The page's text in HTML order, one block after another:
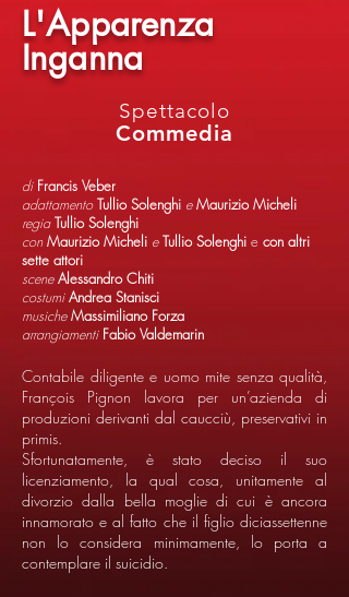
L'Apparenza
Inganna
Commedia
Spettacolo
di Francis Veber
adattamentoTullio Solenghi e Maurizio Micheli
regiaTullio Solenghi
conMaurizio Micheli eTullio Solenghi e con altri
sette attori
sceneAlessandro Chiti
costumiAndrea Stanisci
musicheMassimiliano Forza
arrangiamenti Fabio Valdemarin
Contabile diligente e uomo mite senza qualità,
François Pignon lavora per un’azienda di
produzioni derivanti dal caucciù, preservativi in
primis.
Sfortunatamente, è stato deciso il suo
licenziamento, la qual cosa, unitamente al
divorzio dalla bella moglie di cui è ancora
innamorato e al fatto che il figlio diciassettenne
non lo considera minimamente, lo porta a
contemplare il suicidio.